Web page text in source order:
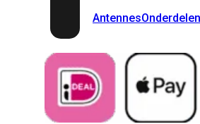
AntennesOnderdelen